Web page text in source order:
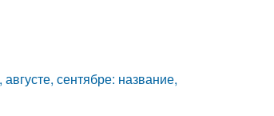
сентябре: название,